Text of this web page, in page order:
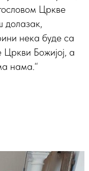
Цркве
долазак,
нека буде са
Божијој, а
нама.“